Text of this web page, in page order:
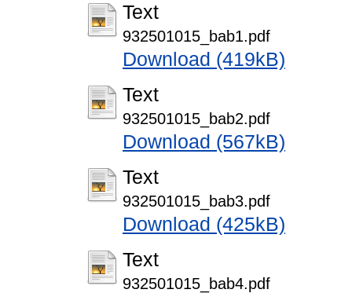
Text
932501015_bab1.pdf
Download (419kB)
Text
932501015_bab2.pdf
Download (567kB)
Text
932501015_bab3.pdf
Download (425kB)
Text
932501015_bab4.pdf